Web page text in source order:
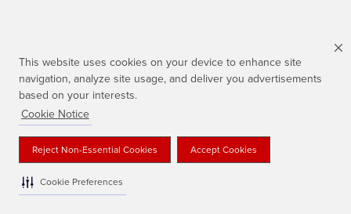
This website uses cookies on your device to enhance site
navigation, analyze site usage, and deliver you advertisements
based on your interests.
Cookie Notice
Reject Non-Essential Cookies Accept Cookies
Cookie Preferences